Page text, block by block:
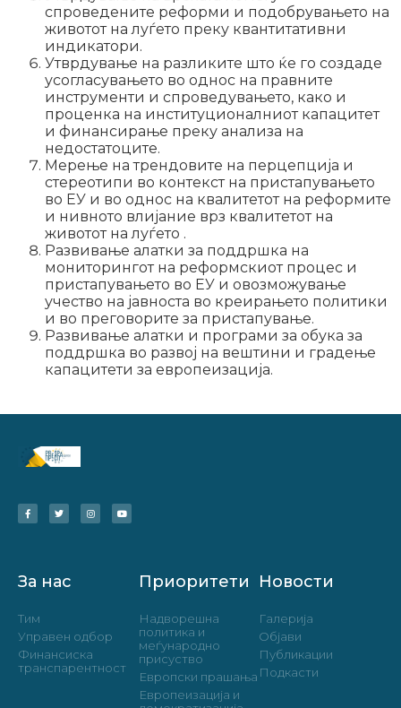
спроведените реформи и подобрувањето на
животот на луѓето преку квантитативни
индикатори.
Утврдување на разликите што ќе го создаде
усогласувањето во однос на правните
инструменти и спроведувањето, како и
проценка на институционалниот капацитет
и финансирање преку анализа на
недостатоците.
Мерење на трендовите на перцепција и
стереотипи во контекст на пристапувањето
во ЕУ и во однос на квалитетот на реформите
и нивното влијание врз квалитетот на
животот на луѓето .
Развивање алатки за поддршка на
мониторингот на реформскиот процес и
пристапувањето во ЕУ и овозможување
учество на јавноста во креирањето политики
и во преговорите за пристапување.
Развивање алатки и програми за обука за
поддршка во развој на вештини и градење
капацитети за европеизација.
За нас
Тим
Управен одбор
Финансиска
транспарентност
Приоритети
Надворешна
политика и
меѓународно
присуство
Европски прашања
Европеизација и
Новости
Галерија
Објави
Публикации
Подкасти